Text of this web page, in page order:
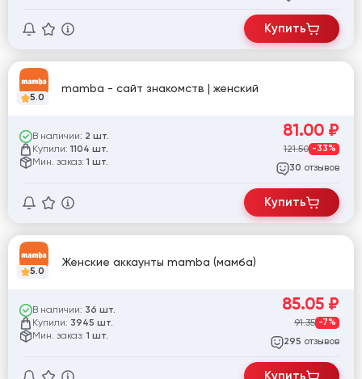
Купить
5.0
mamba - сайт знакомств | женский
В наличии: 2 шт.
Купили: 1104 шт.
Мин. заказ: 1 шт.
81.00 ₽
121.50 -33%
30 отзывов
Купить
5.0
Женские аккаунты mamba (мамба)
В наличии: 36 шт.
Купили: 3945 шт.
Мин. заказ: 1 шт.
85.05 ₽
91.35 -7%
295 отзывов
Купить